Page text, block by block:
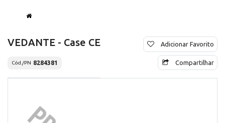
VEDANTE - Case CE
Cód./PN 8284381
Adicionar Favorito
Compartilhar